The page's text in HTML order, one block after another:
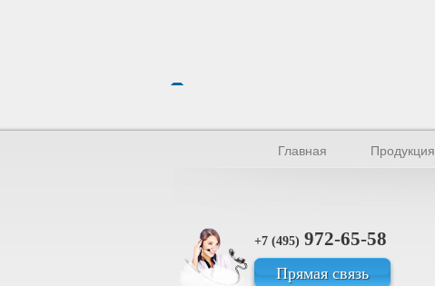
Главная Продукция
+7 (495) 972-65-58
Прямая связь